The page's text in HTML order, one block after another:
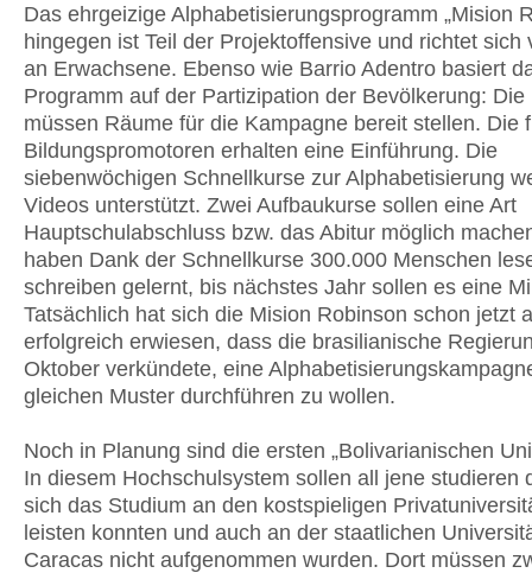
Das ehrgeizige Alphabetisierungsprogramm „Mision
hingegen ist Teil der Projektoffensive und richtet sich
an Erwachsene. Ebenso wie Barrio Adentro basiert
Programm auf der Partizipation der Bevölkerung: Die
müssen Räume für die Kampagne bereit stellen. Die
Bildungspromotoren erhalten eine Einführung. Die
siebenwöchigen Schnellkurse zur Alphabetisierung
Videos unterstützt. Zwei Aufbaukurse sollen eine Art
Hauptschulabschluss bzw. das Abitur möglich
haben Dank der Schnellkurse 300.000 Menschen
schreiben gelernt, bis nächstes Jahr sollen es eine
Tatsächlich hat sich die Mision Robinson schon jetzt
erfolgreich erwiesen, dass die brasilianische
Oktober verkündete, eine
gleichen Muster durchführen zu wollen.
Noch in Planung sind die ersten „Bolivarianischen
In diesem Hochschulsystem sollen all jene studieren
sich das Studium an den kostspieligen
leisten konnten und auch an der staatlichen
Caracas nicht aufgenommen wurden. Dort müssen